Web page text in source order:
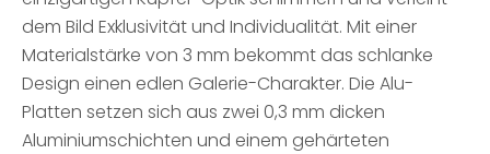
dem Bild Exklusivität und Individualität. Mit einer
Materialstärke von 3 mm bekommt das schlanke
Design einen edlen Galerie-Charakter. Die Alu-
Platten setzen sich aus zwei 0,3 mm dicken
Aluminiumschichten und einem gehärteten